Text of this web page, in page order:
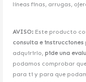
líneas finas, arrugas,
AVISO: Este producto
consulta e instrucciones
adquirirlo, pide una
podamos comprobar
para ti y para que